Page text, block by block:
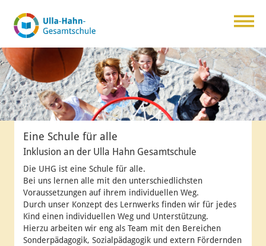
Eine Schule für alle
Inklusion an der Ulla Hahn Gesamtschule
Die UHG ist eine Schule für alle.
Bei uns lernen alle mit den unterschiedlichsten
Voraussetzungen auf ihrem individuellen Weg.
Durch unser Konzept des Lernwerks finden wir für jedes
Kind einen individuellen Weg und Unterstützung.
Hierzu arbeiten wir eng als Team mit den Bereichen
Sonderpädagogik, Sozialpädagogik und extern Fördernden